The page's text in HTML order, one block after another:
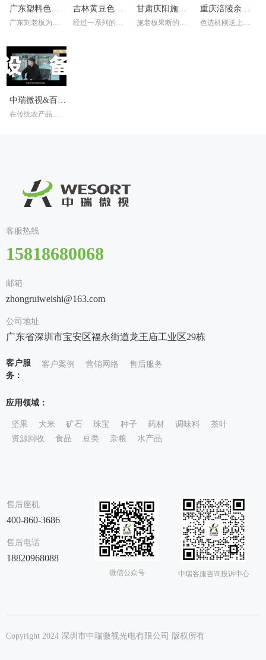
生就跟中瑞微视
馈，买机器的成
他还开心的说
到：买中瑞微视
大米色选机让我
的大米加工...
训服务，高先生
操作。
才是破局同质化
码。鑫河核桃靠
桃精选机，解决
小分选难题，稳
广东塑料色选
机客户案例
广东刘老板为了
贪黑，要对回收
了的塑料进行分
类，长时间都是
使用人工进行分
选，直到刘老板
厂家的色选机
吉林黄豆色选
机客户案例
经过一系列的了
甘肃庆阳施老
板选小米色选
施老板果断的购
重庆涪陵余老
板大米色选机
色选机刚送上
中瑞微视&百里
疆田——科技
在传统农产品加
能化升级中，只
为提升一颗核桃
仁的品质。从山
争相下单，他用
一件事：真正能
持。
客服热线
15818680068
邮箱
zhongruiweishi@163.com
公司地址
广东省深圳市宝安区福永街道龙王庙工业区29栋
Copyright 2024 深圳市中瑞微视光电有限公司 版权所有
售后座机
400-860-3686
售后电话
18820968088
微信公众号 中瑞客服咨询投诉中心
客户服
务：
客户案例 营销网络 售后服务
应用领域：
坚果 大米 矿石 珠宝 种子 药材 调味料
茶叶
资源回收
食品 豆类 杂粮 水产品